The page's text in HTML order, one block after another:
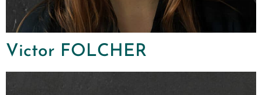
Victor FOLCHER